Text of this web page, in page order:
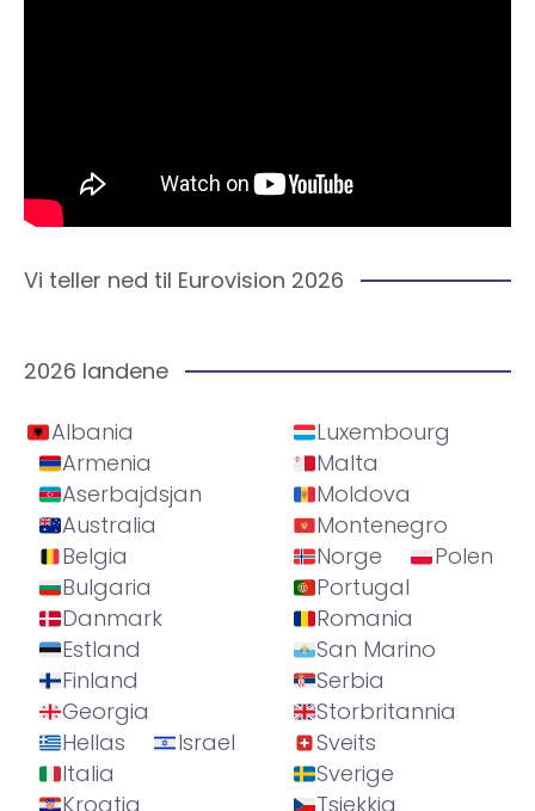
Vi teller ned til Eurovision 2026
2026 landene
Albania
Armenia
Aserbajdsjan
Australia
Belgia
Bulgaria
Danmark
Estland
Finland
Georgia
Hellas
Israel
Italia
Kroatia
Luxembourg
Malta
Moldova
Montenegro
Norge
Polen
Portugal
Romania
San Marino
Serbia
Storbritannia
Sveits
Sverige
Tsjekkia